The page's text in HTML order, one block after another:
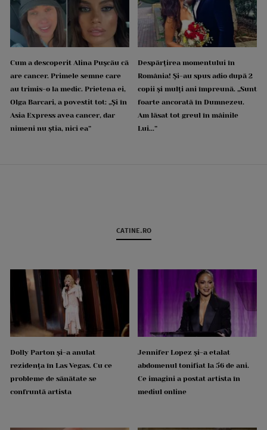
Cum a descoperit Alina Pușcău că
are cancer. Primele semne care
au trimis-o la medic. Prietena ei,
Olga Barcari, a povestit tot: „Și în
Asia Express avea cancer, dar
nimeni nu știa, nici ea”
Despărțirea momentului în
România! Și-au spus adio după 2
copii și mulți ani împreună. „Sunt
foarte ancorată în Dumnezeu.
Am lăsat tot greul în mâinile
Lui...”
CATINE.RO
Dolly Parton și-a anulat
rezidența în Las Vegas. Cu ce
probleme de sănătate se
confruntă artista
Jennifer Lopez și-a etalat
abdomenul tonifiat la 56 de ani.
Ce imagini a postat artista în
mediul online